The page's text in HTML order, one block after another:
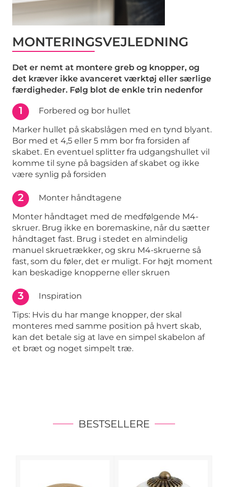
MONTERINGSVEJLEDNING
Det er nemt at montere greb og knopper, og
det kræver ikke avanceret værktøj eller særlige
færdigheder. Følg blot de enkle trin nedenfor
1
Forbered og bor hullet
Marker hullet på skabslågen med en tynd blyant.
Bor med et 4,5 eller 5 mm bor fra forsiden af
skabet. En eventuel splitter fra udgangshullet vil
komme til syne på bagsiden af skabet og ikke
være synlig på forsiden
2
Monter håndtagene
Monter håndtaget med de medfølgende M4-
skruer. Brug ikke en boremaskine, når du sætter
håndtaget fast. Brug i stedet en almindelig
manuel skruetrækker, og skru M4-skruerne så
fast, som du føler, det er muligt. For højt moment
kan beskadige knopperne eller skruen
3
Inspiration
Tips: Hvis du har mange knopper, der skal
monteres med samme position på hvert skab,
kan det betale sig at lave en simpel skabelon af
et bræt og noget simpelt træ.
BESTSELLERE